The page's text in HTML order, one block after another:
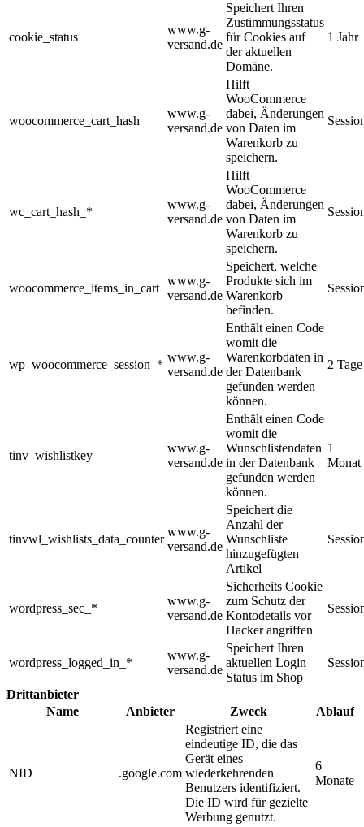
cookie_status
www.g-
versand.de
Speichert Ihren
Zustimmungsstatus
für Cookies auf
der aktuellen
Domäne.
1 Jahr
woocommerce_cart_hash
www.g-
versand.de
Hilft
WooCommerce
dabei, Änderungen
von Daten im
Warenkorb zu
speichern.
wc_cart_hash_*
www.g-
versand.de
Hilft
WooCommerce
dabei, Änderungen
von Daten im
Warenkorb zu
speichern.
woocommerce_items_in_cart
www.g-
versand.de
Speichert, welche
Produkte sich im
Warenkorb
befinden.
wp_woocommerce_session_*
www.g-
versand.de
Enthält einen Code
womit die
Warenkorbdaten in
der Datenbank
gefunden werden
können.
2 Tage
tinv_wishlistkey
www.g-
versand.de
Enthält einen Code
womit die
Wunschlistendaten
in der Datenbank
gefunden werden
können.
1
Monat
tinvwl_wishlists_data_counter
www.g-
versand.de
Speichert die
Anzahl der
Wunschliste
hinzugefügten
Artikel
wordpress_sec_*
www.g-
versand.de
Sicherheits Cookie
zum Schutz der
Kontodetails vor
Hacker angriffen
wordpress_logged_in_*
www.g-
versand.de
Speichert Ihren
aktuellen Login
Status im Shop
Drittanbieter
Name
Anbieter Zweck Ablauf
NID .google.com
Registriert eine
eindeutige ID, die das
Gerät eines
wiederkehrenden
Benutzers identifiziert.
Die ID wird für gezielte
Werbung genutzt.
6
Monate